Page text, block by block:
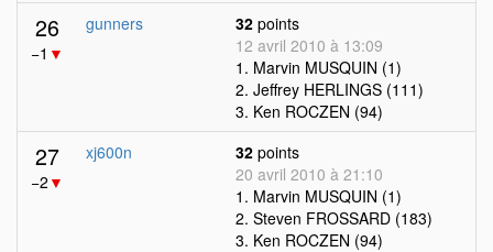
26
−1 ▼
gunners 32 points
12 avril 2010 à 13:09
1. Marvin MUSQUIN (1)
2. Jeffrey HERLINGS (111)
3. Ken ROCZEN (94)
27
−2 ▼
xj600n 32 points
20 avril 2010 à 21:10
1. Marvin MUSQUIN (1)
2. Steven FROSSARD (183)
3. Ken ROCZEN (94)